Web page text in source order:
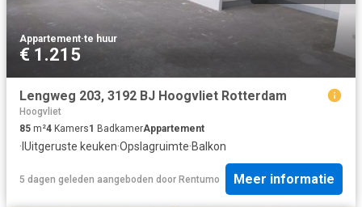
Appartement·te huur
€ 1.215
Lengweg 203, 3192 BJ Hoogvliet Rotterdam
Hoogvliet
85 m²4 Kamers1 BadkamerAppartement
· IUitgeruste keuken·Opslagruimte·Balkon
5 dagen geleden aangeboden door Rentumo Meer informatie